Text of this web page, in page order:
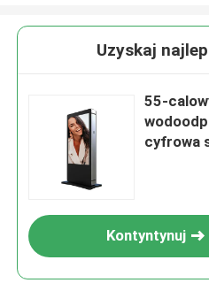
Uzyskaj
55-
cyfrowa
Kontyntynuj